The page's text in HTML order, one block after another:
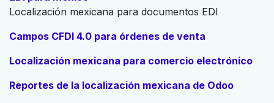
Localización mexicana para documentos EDI
Campos CFDI 4.0 para órdenes de venta
Localización mexicana para comercio electrónico
Reportes de la localización mexicana de Odoo